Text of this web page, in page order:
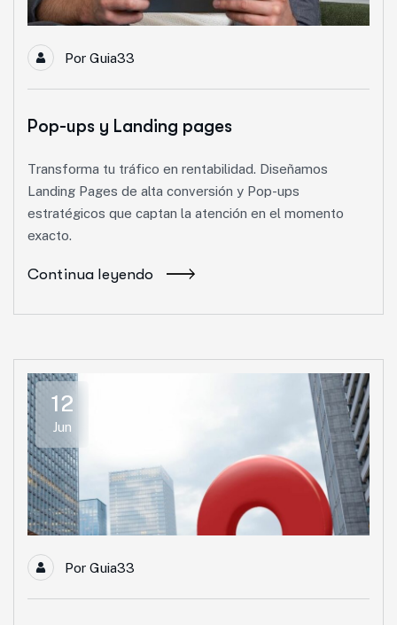
Por Guia33
Pop-ups y Landing pages
Transforma tu tráfico en rentabilidad. Diseñamos
Landing Pages de alta conversión y Pop-ups
estratégicos que captan la atención en el momento
exacto.
Continua leyendo
12
Jun
Por Guia33